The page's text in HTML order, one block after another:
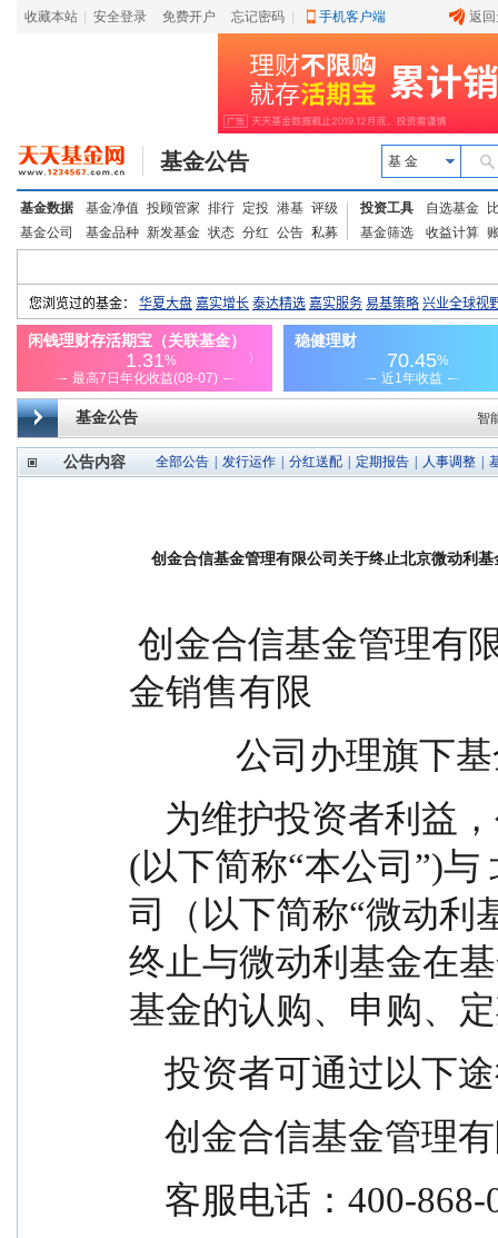
收藏本站 安全登录 免费开户 忘记密码 手机客户端 返
基金公告 基 金
基金数据 基金净值 投顾管家 排行 定投 港基 评级
基金公司
基金品种 新发基金 状态 分红 公告 私募
投资工具 自选基金
基金筛选
收益计算
基金公告 智
公告内容 全部公告 发行运作 分红送配 定期报告 人事调整
创金合信基金管理有限公司关于终止北京微动利
金销售有限
公司办
(以下简称“本公司”)
司（以下简称“微动利
终止与微动利基金在
基金的认购、申购、
投资者可通过以
创金合信基金管理
客服电话：400-